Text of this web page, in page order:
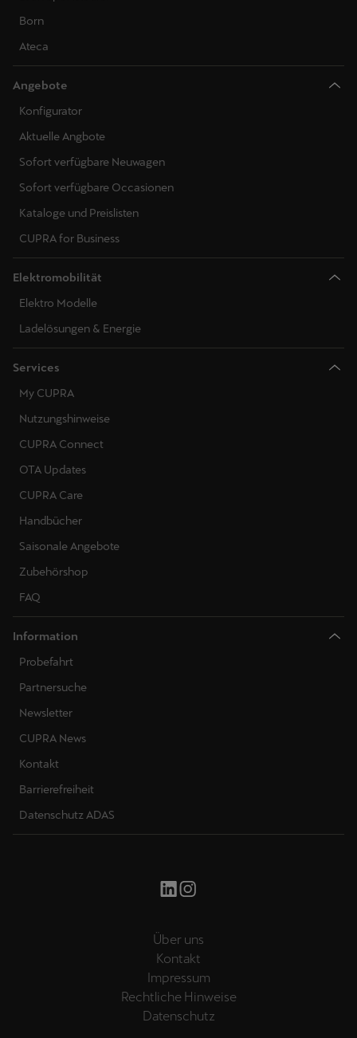
Born
Ateca
Angebote
Konfigurator
Aktuelle Angbote
Sofort verfügbare Neuwagen
Sofort verfügbare Occasionen
Kataloge und Preislisten
CUPRA for Business
Elektromobilität
Elektro Modelle
Ladelösungen & Energie
Services
My CUPRA
Nutzungshinweise
CUPRA Connect
OTA Updates
CUPRA Care
Handbücher
Saisonale Angebote
Zubehörshop
FAQ
Information
Probefahrt
Partnersuche
Newsletter
CUPRA News
Kontakt
Barrierefreiheit
Datenschutz ADAS
Über uns
Kontakt
Impressum
Rechtliche Hinweise
Datenschutz